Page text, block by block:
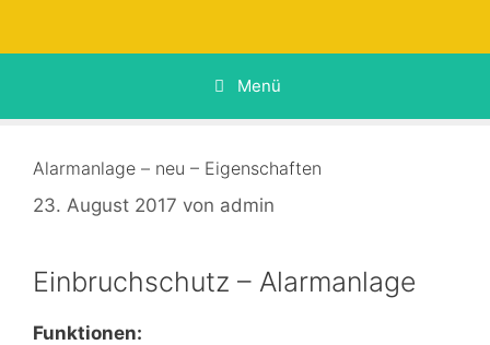
Menü
Alarmanlage – neu – Eigenschaften
23. August 2017 von admin
Einbruchschutz – Alarmanlage
Funktionen: